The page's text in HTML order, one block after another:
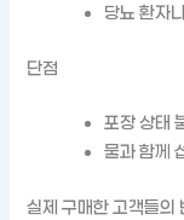
당뇨 환자
단점
포장 상태
물과 함께
실제 구매한 고객들의